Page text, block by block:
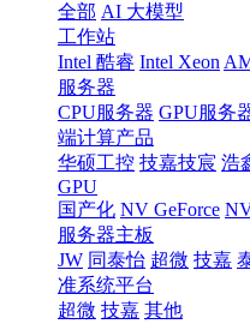
全部 AI 大模型
工作站
Intel 酷睿 Intel Xeon
服务器
CPU服务器 GPU服务
端计算产品
华硕工控 技嘉技宸 浩
GPU
国产化 NV GeForce
服务器主板
JW 同泰怡 超微 技嘉
准系统平台
超微 技嘉 其他